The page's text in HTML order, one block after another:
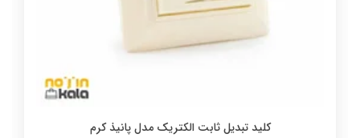
کلید تبدیل ثابت الکتریک مدل پانیذ کرم